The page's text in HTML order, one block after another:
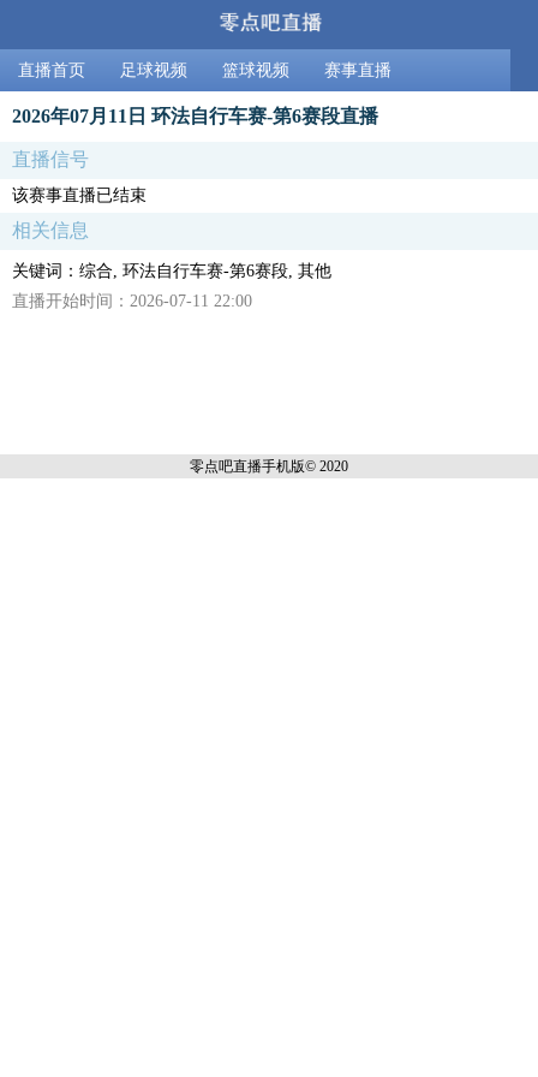
直播首页 足球视频 篮球视频 赛事直播
2026年07月11日 环法自行车赛-第6赛段直播
直播信号
该赛事直播已结束
相关信息
关键词：综合, 环法自行车赛-第6赛段, 其他
直播开始时间：2026-07-11 22:00
零点吧直播手机版© 2020